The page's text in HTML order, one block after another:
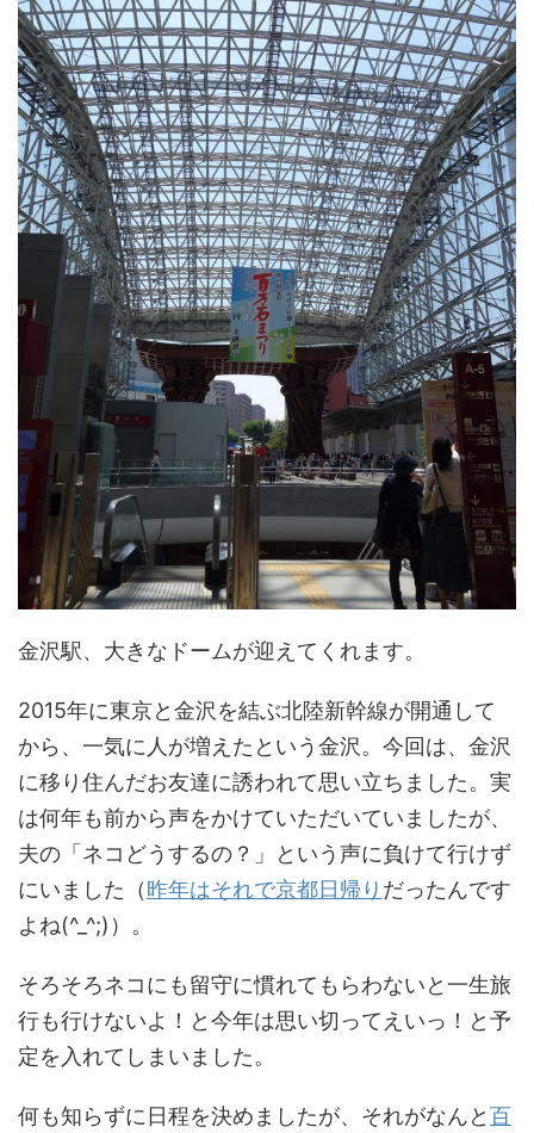
金沢駅、大きなドームが迎えてくれます。
2015年に東京と金沢を結ぶ北陸新幹線が開通して
から、一気に人が増えたという金沢。今回は、金沢
に移り住んだお友達に誘われて思い立ちました。実
は何年も前から声をかけていただいていましたが、
夫の「ネコどうするの？」という声に負けて行けず
にいました（昨年はそれで京都日帰り だったんです
よね(^_^;)）。
そろそろネコにも留守に慣れてもらわないと一生旅
行も行けないよ！と今年は思い切ってえいっ！と予
定を入れてしまいました。
何も知らずに日程を決めましたが、それがなんと百